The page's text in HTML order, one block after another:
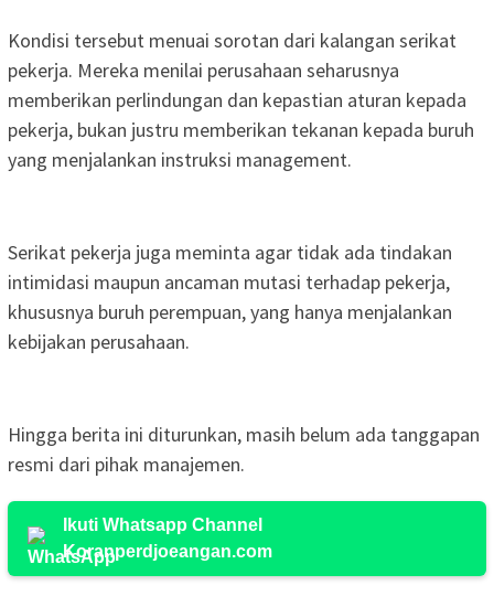
Kondisi tersebut menuai sorotan dari kalangan serikat
pekerja. Mereka menilai perusahaan seharusnya
memberikan perlindungan dan kepastian aturan kepada
pekerja, bukan justru memberikan tekanan kepada buruh
yang menjalankan instruksi management.
Serikat pekerja juga meminta agar tidak ada tindakan
intimidasi maupun ancaman mutasi terhadap pekerja,
khususnya buruh perempuan, yang hanya menjalankan
kebijakan perusahaan.
Hingga berita ini diturunkan, masih belum ada tanggapan
resmi dari pihak manajemen.
Ikuti Whatsapp Channel
Koranperdjoeangan.com